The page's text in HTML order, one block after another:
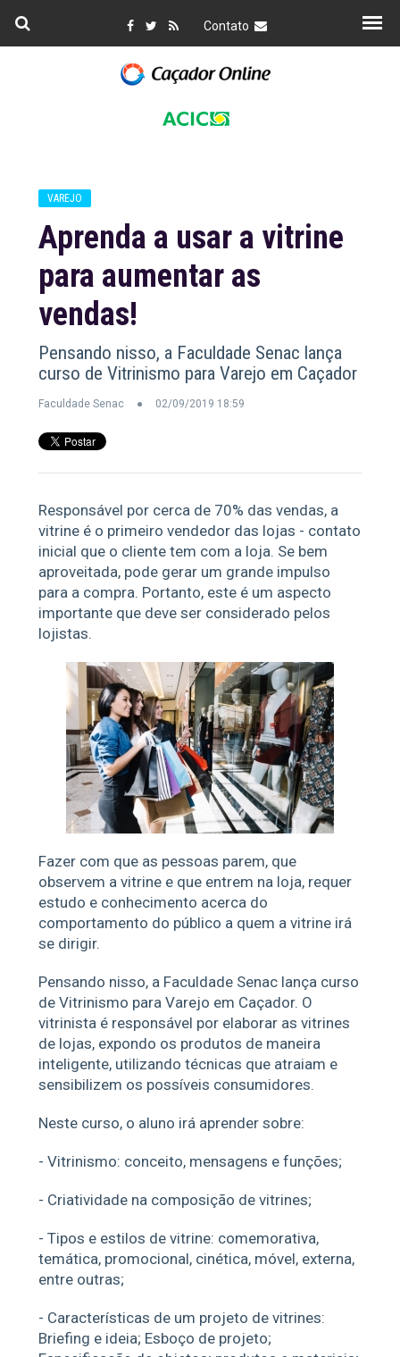
Contato
VAREJO
Aprenda a usar a vitrine
para aumentar as
vendas!
Pensando nisso, a Faculdade Senac lança
curso de Vitrinismo para Varejo em Caçador
Faculdade Senac 02/09/2019 18:59
Responsável por cerca de 70% das vendas, a
vitrine é o primeiro vendedor das lojas - contato
inicial que o cliente tem com a loja. Se bem
aproveitada, pode gerar um grande impulso
para a compra. Portanto, este é um aspecto
importante que deve ser considerado pelos
lojistas.
Fazer com que as pessoas parem, que
observem a vitrine e que entrem na loja, requer
estudo e conhecimento acerca do
comportamento do público a quem a vitrine irá
se dirigir.
Pensando nisso, a Faculdade Senac lança curso
de Vitrinismo para Varejo em Caçador. O
vitrinista é responsável por elaborar as vitrines
de lojas, expondo os produtos de maneira
inteligente, utilizando técnicas que atraiam e
sensibilizem os possíveis consumidores.
Neste curso, o aluno irá aprender sobre:
- Vitrinismo: conceito, mensagens e funções;
- Criatividade na composição de vitrines;
- Tipos e estilos de vitrine: comemorativa,
temática, promocional, cinética, móvel, externa,
entre outras;
- Características de um projeto de vitrines:
Briefing e ideia; Esboço de projeto;